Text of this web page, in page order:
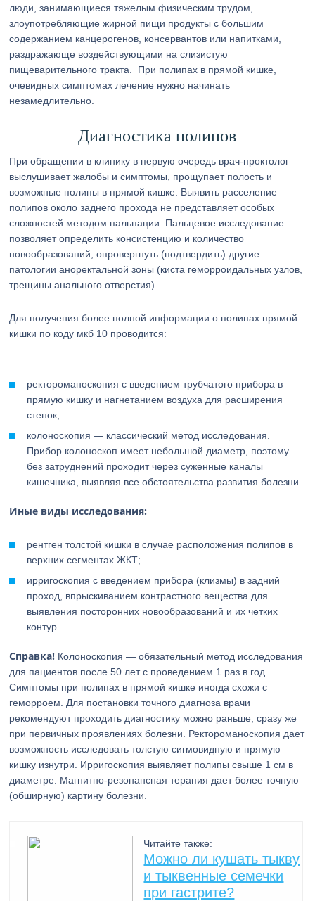
люди, занимающиеся тяжелым физическим трудом,
злоупотребляющие жирной пищи продукты с большим
содержанием канцерогенов, консервантов или напитками,
раздражающе воздействующими на слизистую
пищеварительного тракта. При полипах в прямой кишке,
очевидных симптомах лечение нужно начинать
незамедлительно.
Диагностика полипов
При обращении в клинику в первую очередь врач-проктолог
выслушивает жалобы и симптомы, прощупает полость и
возможные полипы в прямой кишке. Выявить расселение
полипов около заднего прохода не представляет особых
сложностей методом пальпации. Пальцевое исследование
позволяет определить консистенцию и количество
новообразований, опровергнуть (подтвердить) другие
патологии аноректальной зоны (киста геморроидальных узлов,
трещины анального отверстия).
Для получения более полной информации о полипах прямой
кишки по коду мкб 10 проводится:
ректороманоскопия с введением трубчатого прибора в
прямую кишку и нагнетанием воздуха для расширения
стенок;
колоноскопия — классический метод исследования.
Прибор колоноскоп имеет небольшой диаметр, поэтому
без затруднений проходит через суженные каналы
кишечника, выявляя все обстоятельства развития болезни.
Иные виды исследования:
рентген толстой кишки в случае расположения полипов в
верхних сегментах ЖКТ;
ирригоскопия с введением прибора (клизмы) в задний
проход, впрыскиванием контрастного вещества для
выявления посторонних новообразований и их четких
контур.
Справка! Колоноскопия — обязательный метод исследования
для пациентов после 50 лет с проведением 1 раз в год.
Симптомы при полипах в прямой кишке иногда схожи с
геморроем. Для постановки точного диагноза врачи
рекомендуют проходить диагностику можно раньше, сразу же
при первичных проявлениях болезни. Ректороманоскопия дает
возможность исследовать толстую сигмовидную и прямую
кишку изнутри. Ирригоскопия выявляет полипы свыше 1 см в
диаметре. Магнитно-резонансная терапия дает более точную
(обширную) картину болезни.
Читайте также:
Можно ли кушать тыкву
и тыквенные семечки
при гастрите?